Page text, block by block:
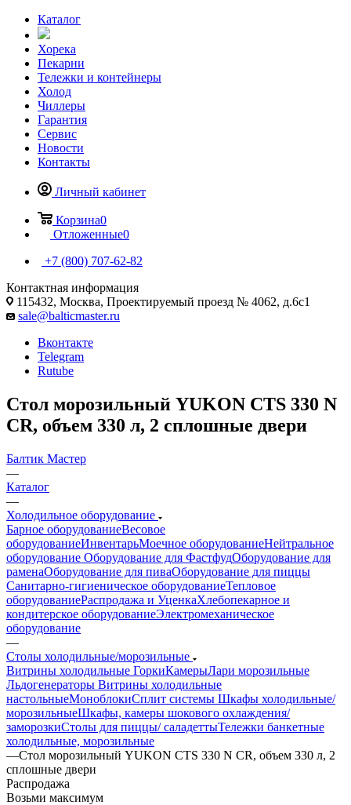
Каталог
Хорека
Пекарни
Тележки и контейнеры
Холод
Чиллеры
Гарантия
Сервис
Новости
Контакты
Личный кабинет
Корзина0
Отложенные0
+7 (800) 707-62-82
Контактная информация
115432, Москва, Проектируемый проезд № 4062, д.6с1
sale@balticmaster.ru
Вконтакте
Telegram
Rutube
Стол морозильный YUKON CTS 330 N
CR, объем 330 л, 2 сплошные двери
Балтик Мастер
—
Каталог
—
Холодильное оборудование
Барное оборудованиеВесовое
оборудованиеИнвентарьМоечное оборудованиеНейтральное
оборудование Оборудование для ФастфудОборудование для
раменаОборудование для пиваОборудование для пиццы
Санитарно-гигиеническое оборудованиеТепловое
оборудованиеРаспродажа и УценкаХлебопекарное и
кондитерское оборудованиеЭлектромеханическое
оборудование
—
Столы холодильные/морозильные
Витрины холодильные ГоркиКамерыЛари морозильные
Льдогенераторы Витрины холодильные
настольныеМоноблокиСплит системы Шкафы холодильные/
морозильныеШкафы, камеры шокового охлаждения/
заморозкиСтолы для пиццы/ саладеттыТележки банкетные
холодильные, морозильные
—Стол морозильный YUKON CTS 330 N CR, объем 330 л, 2
сплошные двери
Распродажа
Возьми максимум